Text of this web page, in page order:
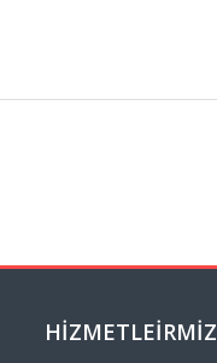
HIZMETLEIRMIZ